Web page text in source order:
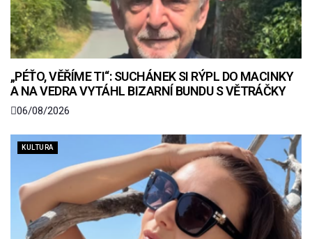
„PÉŤO, VĚŘÍME TI“: SUCHÁNEK SI RÝPL DO MACINKY
A NA VEDRA VYTÁHL BIZARNÍ BUNDU S VĚTRÁČKY
06/08/2026
KULTURA